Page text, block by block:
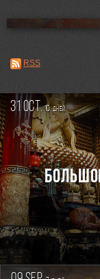
RSS
31 oct.10дней